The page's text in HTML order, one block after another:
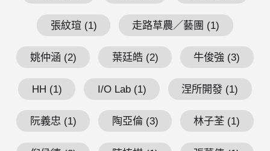
張紋瑄 (1) 走路草農／藝團 (1)
姚仲涵 (2) 葉廷皓 (2) 牛俊強 (3)
HH (1) I/O Lab (1) 涅所開發 (1)
阮義忠 (1) 陶亞倫 (3) 林子荃 (1)